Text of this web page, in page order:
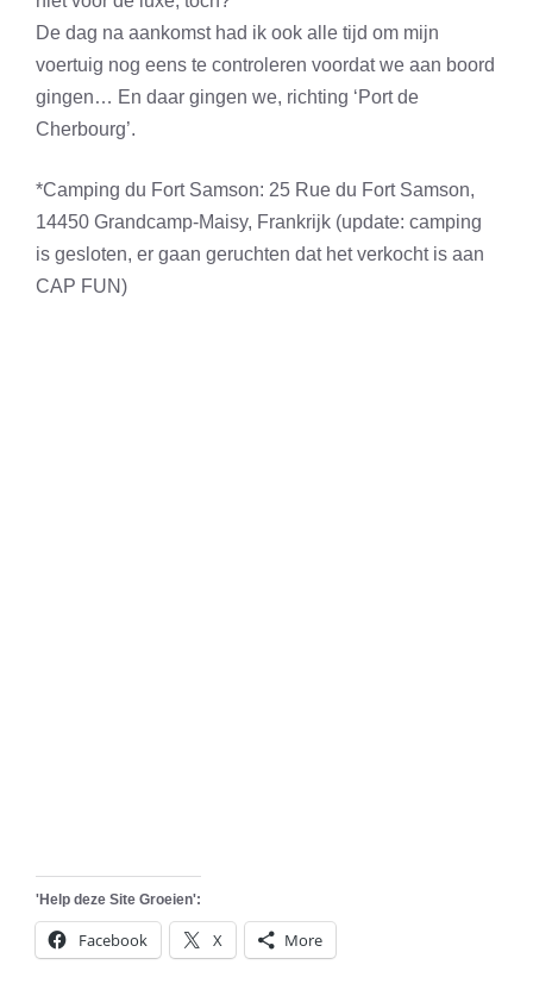
De dag na aankomst had ik ook alle tijd om mijn
voertuig nog eens te controleren voordat we aan boord
gingen… En daar gingen we, richting ‘Port de
Cherbourg’.
*Camping du Fort Samson: 25 Rue du Fort Samson,
14450 Grandcamp-Maisy, Frankrijk (update: camping
is gesloten, er gaan geruchten dat het verkocht is aan
CAP FUN)
'Help deze Site Groeien':
Facebook X More